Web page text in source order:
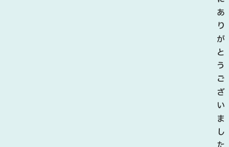
あ
り
が
と
う
ご
ざ
い
ま
し